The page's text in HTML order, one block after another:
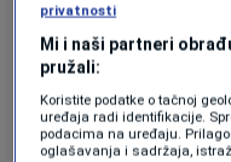
dođu u prvi plan.
Najveći izazov
reakcija. Sve što
moglo bi da ima
privatnosti
Mi i naši partneri
pružali:
Koristite podatke o tačnoj
uređaja radi identifikacije.
podacima na uređaju.
oglašavanja i sadržaja,